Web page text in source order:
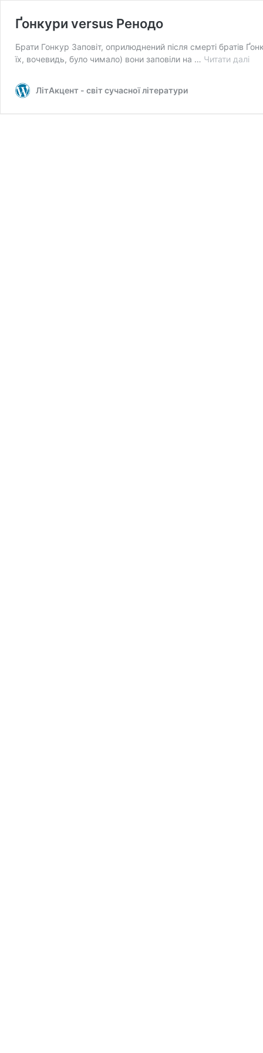
Ґонкури versus Ренодо
Брати Гонкур Заповіт, оприлюднений після смерті братів
їх, вочевидь, було чимало) вони заповіли на … Читати далі
ЛітАкцент - світ сучасної літератури